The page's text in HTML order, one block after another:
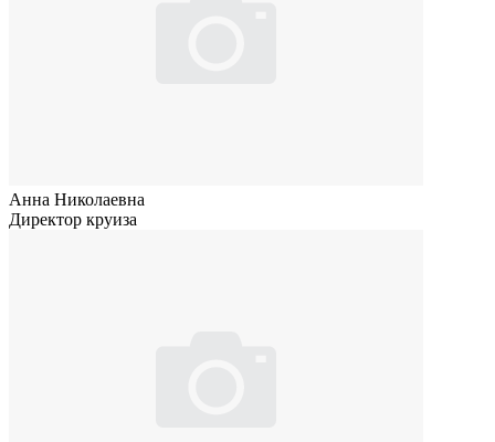
Анна Николаевна
Директор круиза